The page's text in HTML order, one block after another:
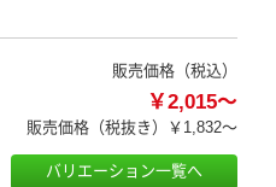
販売価格（税込）
￥2,015～
販売価格（税抜き） ￥1,832～
バリエーション一覧へ